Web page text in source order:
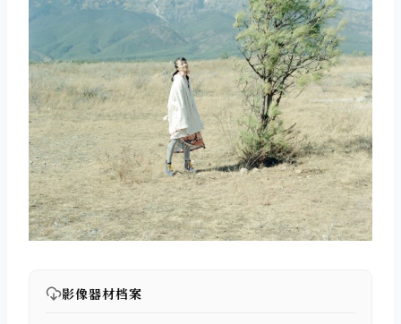
影像器材档案